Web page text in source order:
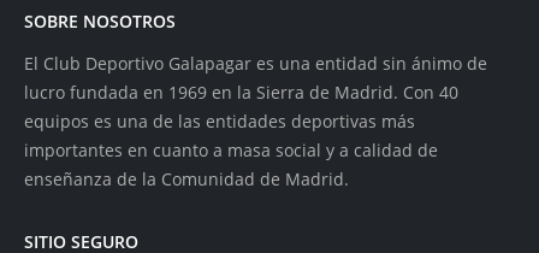
SOBRE NOSOTROS
El Club Deportivo Galapagar es una entidad sin ánimo de
lucro fundada en 1969 en la Sierra de Madrid. Con 40
equipos es una de las entidades deportivas más
importantes en cuanto a masa social y a calidad de
enseñanza de la Comunidad de Madrid.
SITIO SEGURO